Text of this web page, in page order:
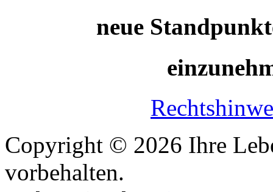
neue
Copyright © 2026 Ihre
vorbehalten.